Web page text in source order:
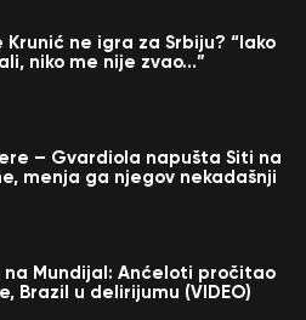
Krunić ne igra za Srbiju? “Iako
niko me nije zvao…”
– Gvardiola napušta Siti na
menja ga njegov nekadašnji
na Mundijal: Anćeloti pročitao
Brazil u delirijumu (VIDEO)